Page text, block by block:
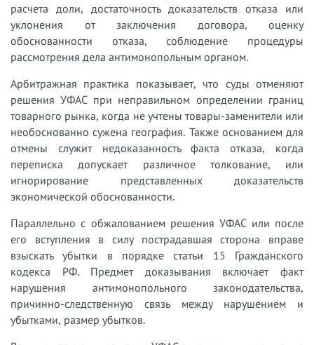
расчета доли, достаточность доказательств отказа или
уклонения от заключения договора, оценку
обоснованности отказа, соблюдение процедуры
рассмотрения дела антимонопольным органом.
Арбитражная практика показывает, что суды отменяют
решения УФАС при неправильном определении границ
товарного рынка, когда не учтены товары-заменители или
необоснованно сужена география. Также основанием для
отмены служит недоказанность факта отказа, когда
переписка допускает различное толкование, или
игнорирование представленных доказательств
экономической обоснованности.
Параллельно с обжалованием решения УФАС или после
его вступления в силу пострадавшая сторона вправе
взыскать убытки в порядке статьи 15 Гражданского
кодекса РФ. Предмет доказывания включает факт
нарушения антимонопольного законодательства,
причинно-следственную связь между нарушением и
убытками, размер убытков.